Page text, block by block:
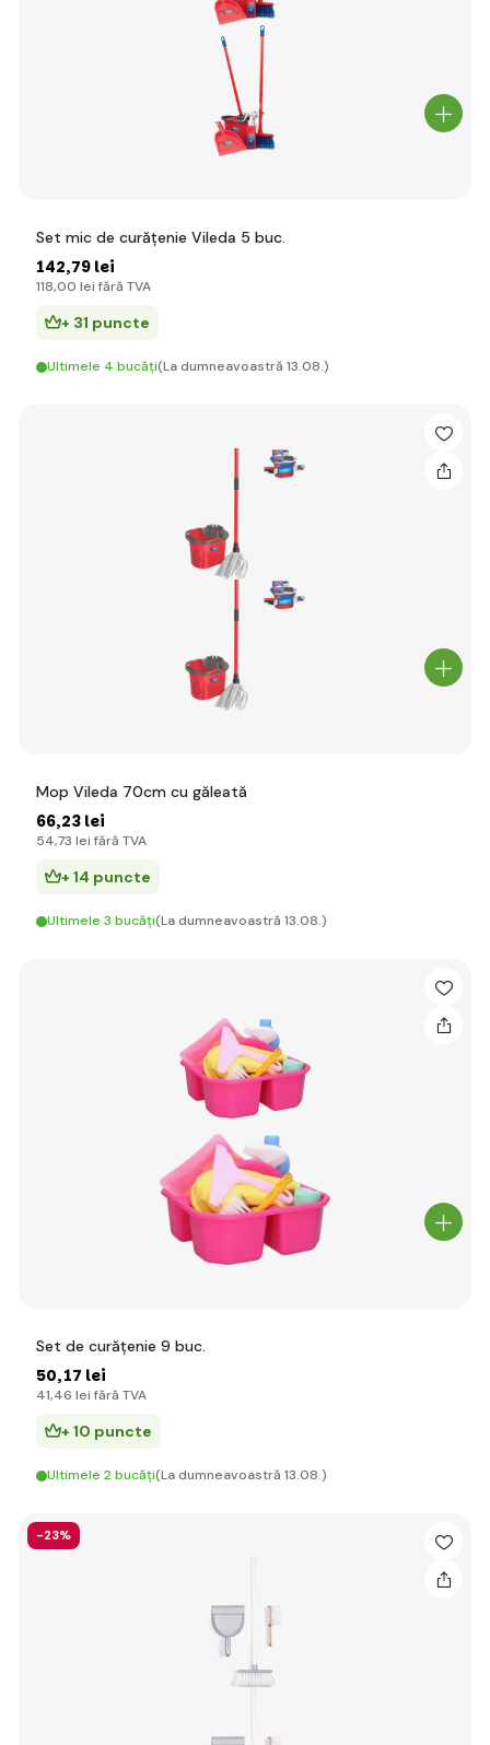
Set mic de curățenie Vileda 5 buc.
142,79 lei
118,00 lei fără TVA
+ 31 puncte
Ultimele 4 bucăți(La dumneavoastră 13.08.)
Mop Vileda 70cm cu găleată
66,23 lei
54,73 lei fără TVA
+ 14 puncte
Ultimele 3 bucăți(La dumneavoastră 13.08.)
Set de curățenie 9 buc.
50,17 lei
41,46 lei fără TVA
+ 10 puncte
Ultimele 2 bucăți(La dumneavoastră 13.08.)
-23%